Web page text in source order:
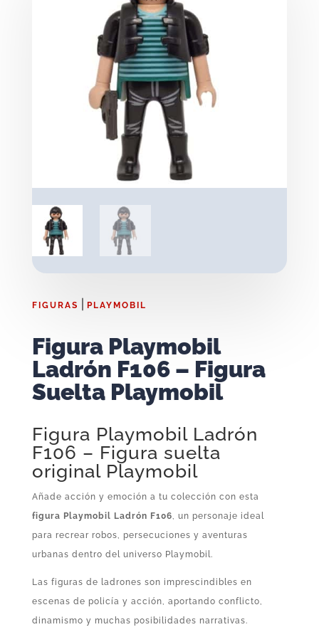
FIGURAS PLAYMOBIL
Figura Playmobil
Ladrón F106 – Figura
Suelta Playmobil
Figura Playmobil Ladrón
F106 – Figura suelta
original Playmobil
Añade acción y emoción a tu colección con esta
figura Playmobil Ladrón F106 , un personaje ideal
para recrear robos, persecuciones y aventuras
urbanas dentro del universo Playmobil.
Las figuras de ladrones son imprescindibles en
escenas de policía y acción, aportando conflicto,
dinamismo y muchas posibilidades narrativas.